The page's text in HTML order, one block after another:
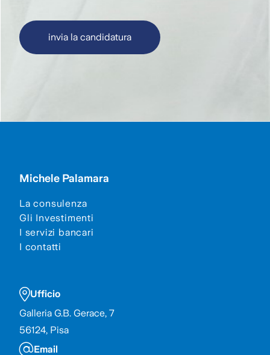
invia la candidatura
Michele Palamara
La consulenza
Gli Investimenti
I servizi bancari
I contatti
Ufficio
Galleria G.B. Gerace, 7
56124, Pisa
Email